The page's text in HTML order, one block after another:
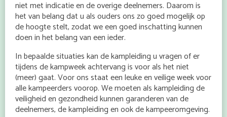
niet met indicatie en de overige deelnemers. Daarom is
het van belang dat u als ouders ons zo goed mogelijk op
de hoogte stelt, zodat we een goed inschatting kunnen
doen in het belang van een ieder.
In bepaalde situaties kan de kampleiding u vragen of er
tijdens de kampweek achtervang is voor als het niet
(meer) gaat. Voor ons staat een leuke en veilige week voor
alle kampeerders voorop. We moeten als kampleiding de
veiligheid en gezondheid kunnen garanderen van de
deelnemers, de kampleiding en ook de kampeeromgeving.